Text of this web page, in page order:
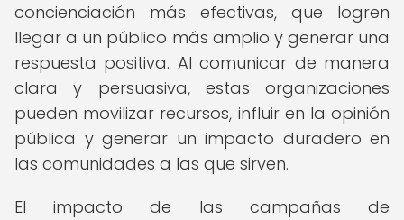
concienciación más efectivas, que logren
llegar a un público más amplio y generar una
respuesta positiva. Al comunicar de manera
clara y persuasiva, estas organizaciones
pueden movilizar recursos, influir en la opinión
pública y generar un impacto duradero en
las comunidades a las que sirven.
El impacto de las campañas de